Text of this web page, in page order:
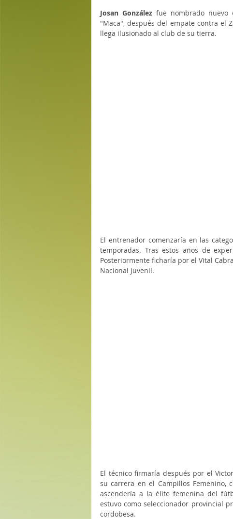
Josan González fue nombrado nuevo
"Maca", después del empate contra el
llega ilusionado al club de su tierra.
El entrenador comenzaría en las
temporadas. Tras estos años de
Posteriormente ficharía por el Vital
Nacional Juvenil.
El técnico firmaría después por el
su carrera en el Campillos Femenino,
ascendería a la élite femenina del
estuvo como seleccionador provincial
cordobesa.